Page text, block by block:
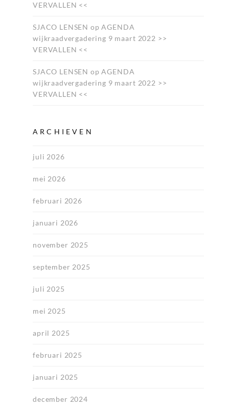
VERVALLEN <<
SJACO LENSEN opAGENDA
wijkraadvergadering 9 maart 2022 >>
VERVALLEN <<
SJACO LENSEN opAGENDA
wijkraadvergadering 9 maart 2022 >>
VERVALLEN <<
ARCHIEVEN
juli 2026
mei 2026
februari 2026
januari 2026
november 2025
september 2025
juli 2025
mei 2025
april 2025
februari 2025
januari 2025
december 2024